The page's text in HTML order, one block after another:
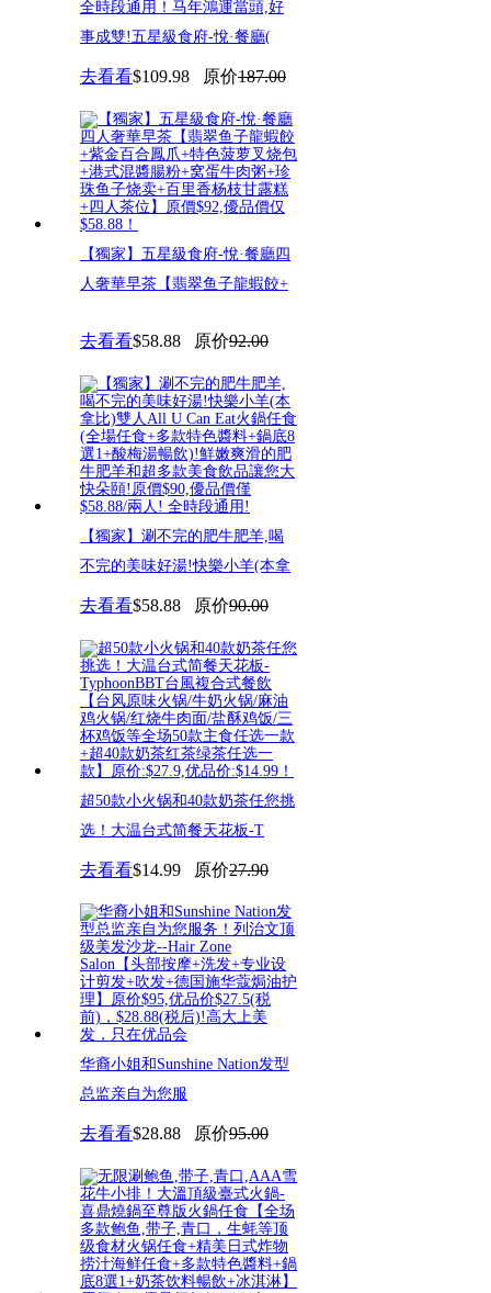
全時段通用！马年鴻運當頭,好
事成雙!五星級食府-悅·餐廳(
去看看$109.98 原价187.00
【獨家】五星級食府-悅·餐廳四
人奢華早茶【翡翠鱼子龍蝦餃+
去看看$58.88 原价92.00
【獨家】涮不完的肥牛肥羊,喝
不完的美味好湯!快樂小羊(本拿
去看看$58.88 原价90.00
超50款小火锅和40款奶茶任您挑
选！大温台式简餐天花板-T
去看看$14.99 原价27.90
华裔小姐和Sunshine Nation发型
总监亲自为您服
去看看$28.88 原价95.00